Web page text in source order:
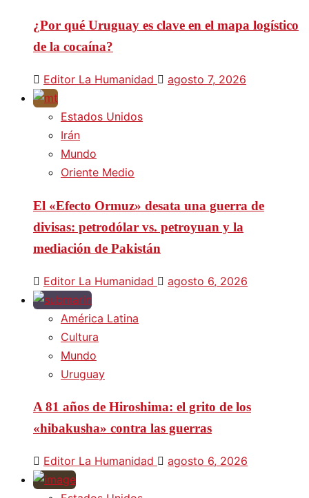
¿Por qué Uruguay es clave en el mapa logístico
de la cocaína?
Editor La Humanidad agosto 7, 2026
Estados Unidos
Irán
Mundo
Oriente Medio
El «Efecto Ormuz» desata una guerra de
divisas: petrodólar vs. petroyuan y la
mediación de Pakistán
Editor La Humanidad agosto 6, 2026
América Latina
Cultura
Mundo
Uruguay
A 81 años de Hiroshima: el grito de los
«hibakusha» contra las guerras
Editor La Humanidad agosto 6, 2026